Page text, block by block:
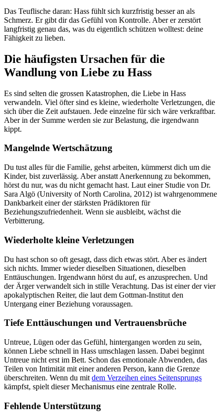
Das Teuflische daran: Hass fühlt sich kurzfristig besser an als
Schmerz. Er gibt dir das Gefühl von Kontrolle. Aber er zerstört
langfristig genau das, was du eigentlich schützen wolltest: deine
Fähigkeit zu lieben.
Die häufigsten Ursachen für die
Wandlung von Liebe zu Hass
Es sind selten die grossen Katastrophen, die Liebe in Hass
verwandeln. Viel öfter sind es kleine, wiederholte Verletzungen, die
sich über die Zeit aufstauen. Jede einzelne für sich wäre verkraftbar.
Aber in der Summe werden sie zur Belastung, die irgendwann
kippt.
Mangelnde Wertschätzung
Du tust alles für die Familie, gehst arbeiten, kümmerst dich um die
Kinder, bist zuverlässig. Aber anstatt Anerkennung zu bekommen,
hörst du nur, was du nicht gemacht hast. Laut einer Studie von Dr.
Sara Algö (University of North Carolina, 2012) ist wahrgenommene
Dankbarkeit einer der stärksten Prädiktoren für
Beziehungszufriedenheit. Wenn sie ausbleibt, wächst die
Verbitterung.
Wiederholte kleine Verletzungen
Du hast schon so oft gesagt, dass dich etwas stört. Aber es ändert
sich nichts. Immer wieder dieselben Situationen, dieselben
Enttäuschungen. Irgendwann hörst du auf, es anzusprechen. Und
der Ärger verwandelt sich in stille Verachtung. Das ist einer der vier
apokalyptischen Reiter, die laut dem Gottman-Institut den
Untergang einer Beziehung voraussagen.
Tiefe Enttäuschungen und Vertrauensbrüche
Untreue, Lügen oder das Gefühl, hintergangen worden zu sein,
können Liebe schnell in Hass umschlagen lassen. Dabei beginnt
Untreue nicht erst im Bett. Schon das emotionale Abwenden, das
Teilen von Intimität mit einer anderen Person, kann die Grenze
überschreiten. Wenn du mit dem Verzeihen eines Seitensprungs
kämpfst, spielt dieser Mechanismus eine zentrale Rolle.
Fehlende Unterstützung